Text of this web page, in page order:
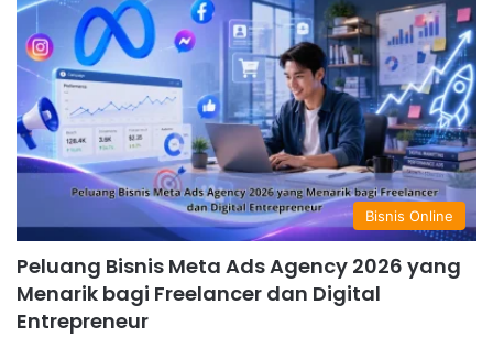
Bisnis Online
Peluang Bisnis Meta Ads Agency 2026 yang
Menarik bagi Freelancer dan Digital
Entrepreneur